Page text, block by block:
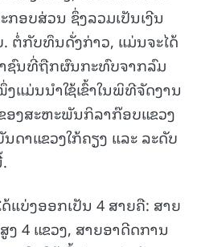
ກອບສ່ວນ ຊຶ່ງລວມເປັນເງີນ
ຕໍ່ກັບທຶນດັ່ງກ່າວ, ແມ່ນຈະໄດ້
າຊົນທີ່ຖືກຜົນກະທົບຈາກລົມ
ມ່ນນໍາໃຊ້ເຂົ້າໃນພິທີຈັດງານ
ອງສະຫະພັນກິລາກ໊ອບແຂວງ
ດາແຂວງໃກ້ຄຽງ ແລະ ລະດັບ
ແບ່ງອອກເປັນ 4 ສາຍຄື: ສາຍ
ງ 4 ແຂວງ, ສາຍອາດີດການ